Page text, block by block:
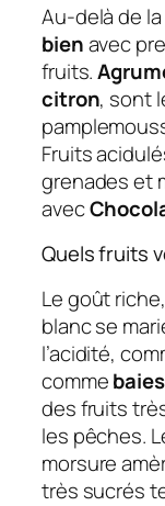
Au-delà de
bienavec
fruits.
citron, sont
Fruits
grenades et
avec
Quels fruits
Le goût
blanc se
l’acidité,
commebaies
des fruits
les pêches.
morsure
très sucrés